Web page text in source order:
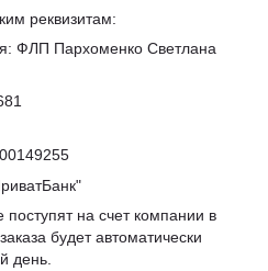
реквизитам:
ФЛП Пархоменко Светлана
поступят на счет компании в
будет автоматически
день.